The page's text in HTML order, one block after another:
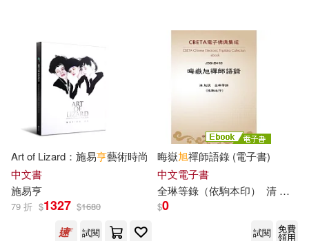
猫田(6)
王中旭(6)
秋重学(6)
約翰‧史崔勒基(6) 胡國亨(6)
賈德江(6)
賈德江（主編）(6)
中國經濟出版社(17)
中央編譯出版社(17)
南京師範大學出版社(17)
南開大學出版社(17)
四川大學出版社(17)
Art of Lizard：施易亨藝術時尚
中文書
施易亨
79 折 $1327 $1680
試閱
晦嶽旭禪師語錄 (電子書)
中文電子書
全琳等錄（依駒本印）
清 旭
$0
試閱 免費
領用